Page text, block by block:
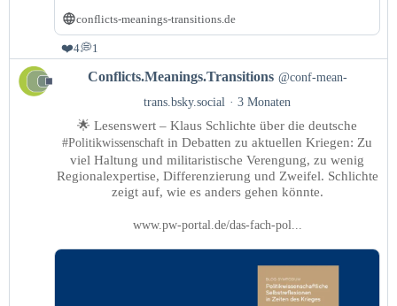
conflicts-meanings-transitions.de
❤️4💭1
Beitrag
von
Conflicts.Meanings.Transitions
Conflicts.Meanings.Transitions @conf-mean-
trans.bsky.social
3 Monaten
🌟 Lesenswert – Klaus Schlichte über die deutsche
#Politikwissenschaft in Debatten zu aktuellen Kriegen: Zu
viel Haltung und militaristische Verengung, zu wenig
Regionalexpertise, Differenzierung und Zweifel. Schlichte
zeigt auf, wie es anders gehen könnte.
www.pw-portal.de/das-fach-pol...